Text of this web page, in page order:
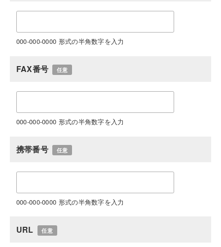
000-000-0000 形式の半角数字を入力
FAX番号 任意
000-000-0000 形式の半角数字を入力
携帯番号 任意
000-000-0000 形式の半角数字を入力
URL 任意